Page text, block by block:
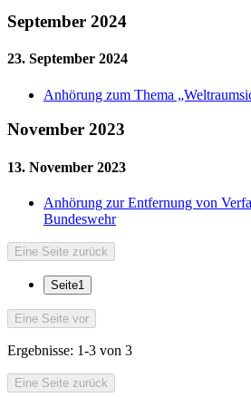
September 2024
23. September 2024
Anhörung zum Thema
November 2023
13. November 2023
Anhörung zur Entfernung von
Bundeswehr
Eine Seite zurück
Seite1
Eine Seite vor
Ergebnisse: 1-3 von 3
Eine Seite zurück